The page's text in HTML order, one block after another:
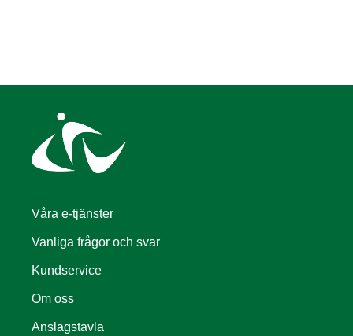
Våra e-tjänster
Vanliga frågor och svar
Kundservice
Om oss
Anslagstavla